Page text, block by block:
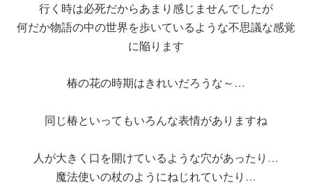
行く時は必死だからあまり感じませんでしたが
何だか物語の中の世界を歩いているような不思議な感覚
に陥ります
椿の花の時期はきれいだろうな～…
同じ椿といってもいろんな表情がありますね
人が大きく口を開けているような穴があったり…
魔法使いの杖のようにねじれていたり…